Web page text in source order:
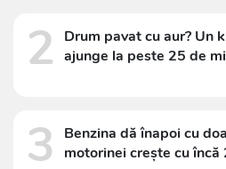
2
Drum pavat cu aur? Un
ajunge la peste 25 de
3
Benzina dă înapoi cu
motorinei crește cu încă